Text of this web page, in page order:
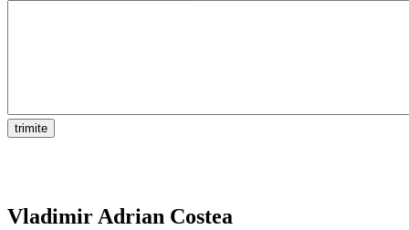
Vladimir Adrian Costea